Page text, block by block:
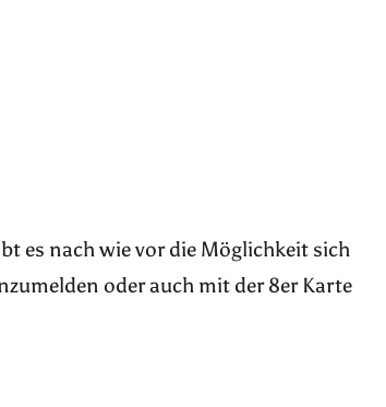
es nach wie vor die Möglichkeit sich
oder auch mit der 8er Karte